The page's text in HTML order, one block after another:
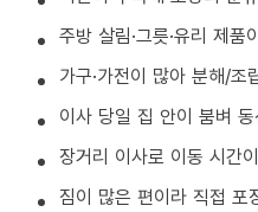
주방 살림·그릇·유리 제
가구·가전이 많아 분해/조
이사 당일 집 안이 붐벼
장거리 이사로 이동 시간
짐이 많은 편이라 직접 포